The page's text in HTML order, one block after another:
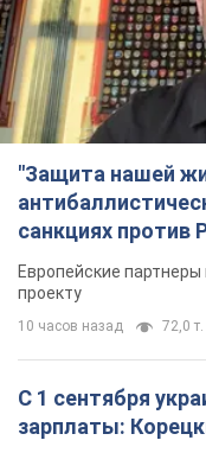
"Защита нашей
санкциях против
Видео
Европейские
проекту
10 часов назад 72,0 т.
С 1 сентября
зарплаты: